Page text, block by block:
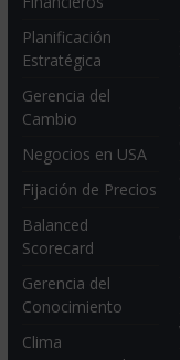
Planificación
Estratégica
Gerencia del
Cambio
Negocios en USA
Fijación de Precios
Balanced
Scorecard
Gerencia del
Conocimiento
Clima